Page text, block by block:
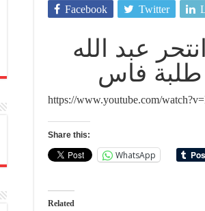
Facebook Twitter
عبد الله
طلبة فاس
https://www.youtube.com/
Share this:
WhatsApp
Related